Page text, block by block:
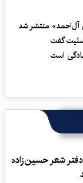
آل‌احمد» منتشر شد
گفت
است
شعر حسین‌زاده